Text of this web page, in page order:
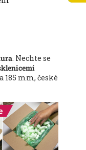
. Nechte se
185 mm, české